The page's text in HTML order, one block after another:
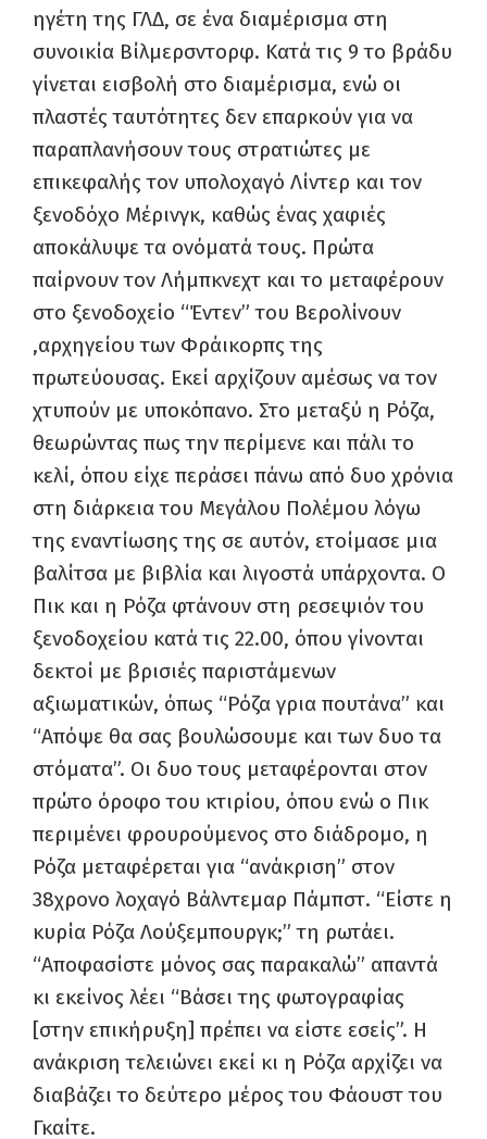
ηγέτη της ΓΛΔ, σε ένα διαμέρισμα στη
συνοικία Βίλμερσντορφ. Κατά τις 9 το βράδυ
γίνεται εισβολή στο διαμέρισμα, ενώ οι
πλαστές ταυτότητες δεν επαρκούν για να
παραπλανήσουν τους στρατιώτες με
επικεφαλής τον υπολοχαγό Λίντερ και τον
ξενοδόχο Μέρινγκ, καθώς ένας χαφιές
αποκάλυψε τα ονόματά τους. Πρώτα
παίρνουν τον Λήμπκνεχτ και το μεταφέρουν
στο ξενοδοχείο “Έντεν” του Βερολίνουν
,αρχηγείου των Φράικορπς της
πρωτεύουσας. Εκεί αρχίζουν αμέσως να τον
χτυπούν με υποκόπανο. Στο μεταξύ η Ρόζα,
θεωρώντας πως την περίμενε και πάλι το
κελί, όπου είχε περάσει πάνω από δυο χρόνια
στη διάρκεια του Μεγάλου Πολέμου λόγω
της εναντίωσης της σε αυτόν, ετοίμασε μια
βαλίτσα με βιβλία και λιγοστά υπάρχοντα. Ο
Πικ και η Ρόζα φτάνουν στη ρεσεψιόν του
ξενοδοχείου κατά τις 22.00, όπου γίνονται
δεκτοί με βρισιές παριστάμενων
αξιωματικών, όπως “Ρόζα γρια πουτάνα” και
“Απόψε θα σας βουλώσουμε και των δυο τα
στόματα”. Οι δυο τους μεταφέρονται στον
πρώτο όροφο του κτιρίου, όπου ενώ ο Πικ
περιμένει φρουρούμενος στο διάδρομο, η
Ρόζα μεταφέρεται για “ανάκριση” στον
38χρονο λοχαγό Βάλντεμαρ Πάμπστ. “Είστε η
κυρία Ρόζα Λούξεμπουργκ;” τη ρωτάει.
“Αποφασίστε μόνος σας παρακαλώ” απαντά
κι εκείνος λέει “Βάσει της φωτογραφίας
[στην επικήρυξη] πρέπει να είστε εσείς”. Η
ανάκριση τελειώνει εκεί κι η Ρόζα αρχίζει να
διαβάζει το δεύτερο μέρος του Φάουστ του
Γκαίτε.